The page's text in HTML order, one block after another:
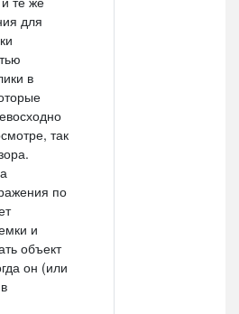
для
в
так
по
и
объект
он (или